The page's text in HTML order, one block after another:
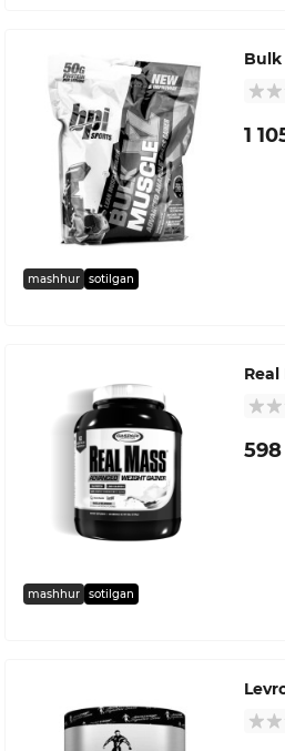
mashhur sotilgan
Bulk
1
mashhur sotilgan
Real